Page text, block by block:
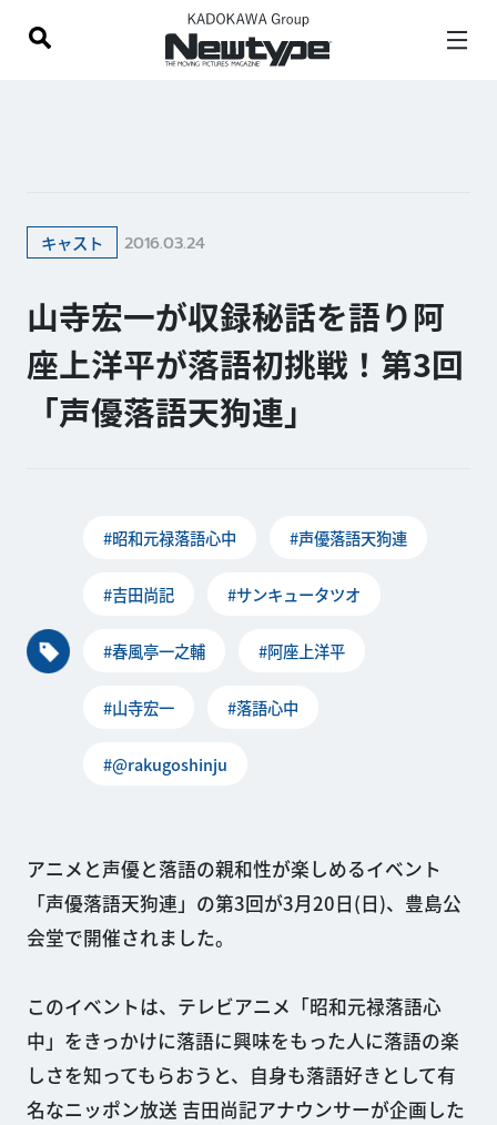
キャスト 2016.03.24
山寺宏一が収録秘話を語り阿
座上洋平が落語初挑戦！第3回
「声優落語天狗連」
#昭和元禄落語心中 #声優落語天狗連
#吉田尚記 #サンキュータツオ
#春風亭一之輔 #阿座上洋平
#山寺宏一 #落語心中
#@rakugoshinju
アニメと声優と落語の親和性が楽しめるイベント
「声優落語天狗連」の第3回が3月20日(日)、豊島公
会堂で開催されました。
このイベントは、テレビアニメ「昭和元禄落語心
中」をきっかけに落語に興味をもった人に落語の楽
しさを知ってもらおうと、自身も落語好きとして有
名なニッポン放送 吉田尚記アナウンサーが企画した